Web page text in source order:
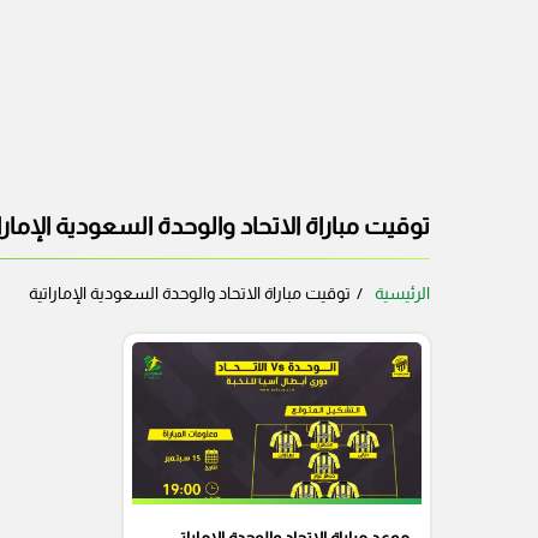
توقيت مباراة الاتحاد والوحدة السعودية
الرئيسية توقيت مباراة الاتحاد والوحدة السعودية الإماراتية